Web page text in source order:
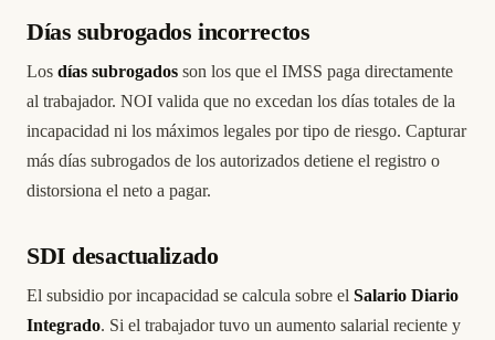
Días subrogados incorrectos
Los días subrogados son los que el IMSS paga directamente
al trabajador. NOI valida que no excedan los días totales de la
incapacidad ni los máximos legales por tipo de riesgo. Capturar
más días subrogados de los autorizados detiene el registro o
distorsiona el neto a pagar.
SDI desactualizado
El subsidio por incapacidad se calcula sobre el Salario Diario
Integrado. Si el trabajador tuvo un aumento salarial reciente y